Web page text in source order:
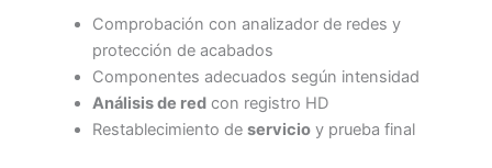
Comprobación con analizador de redes y
protección de acabados
Componentes adecuados según intensidad
Análisis de redcon registro HD
Restablecimiento de servicioy prueba final